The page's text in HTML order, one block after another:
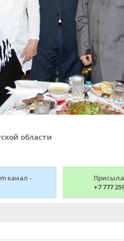
области
канал -
+7 777